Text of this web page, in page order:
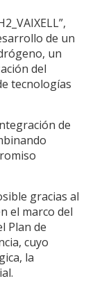
de un
un
del
tecnologías
de
gracias al
el marco del
Plan de
cuyo
la